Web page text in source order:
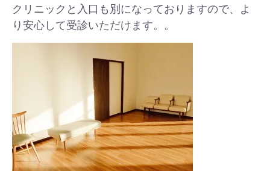
クリニックと入口も別になっておりますので、よ
り安心して受診いただけます。。